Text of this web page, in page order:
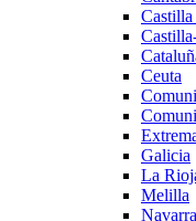
Ceuta
Galicia
La
Melilla
Navarra